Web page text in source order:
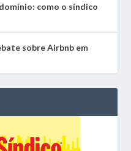
como o síndico
sobre Airbnb em